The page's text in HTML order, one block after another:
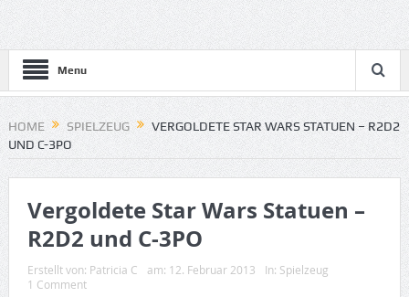
Menu
HOME SPIELZEUG
VERGOLDETE STAR WARS STATUEN – R2D2
UND C-3PO
Vergoldete Star Wars Statuen –
R2D2 und C-3PO
Erstellt von: Patricia C am: 12. Februar 2013 In: Spielzeug
1 Comment